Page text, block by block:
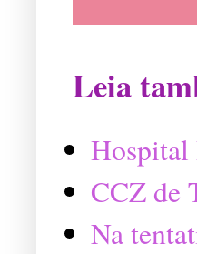
Leia
Hospital
CCZ de
Na